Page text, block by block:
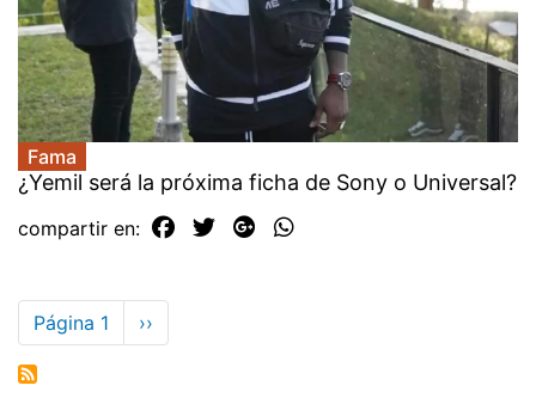
Fama
¿Yemil será la próxima ficha de Sony o Universal?
compartir en:
Paginación
Página 1
Siguiente
página
››